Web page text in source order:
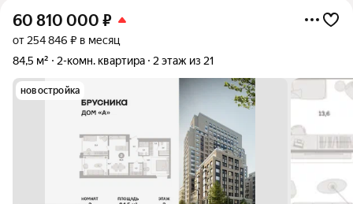
60 810 000 ₽
от 254 846 ₽ в месяц
84,5 м²
2-комн. квартира 2 этаж из 21
новостройка